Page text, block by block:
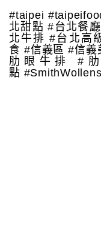
#taipei
北甜點 #台北餐
北牛排 #台北高
食 #信義區 #信
肋眼牛排 #
點